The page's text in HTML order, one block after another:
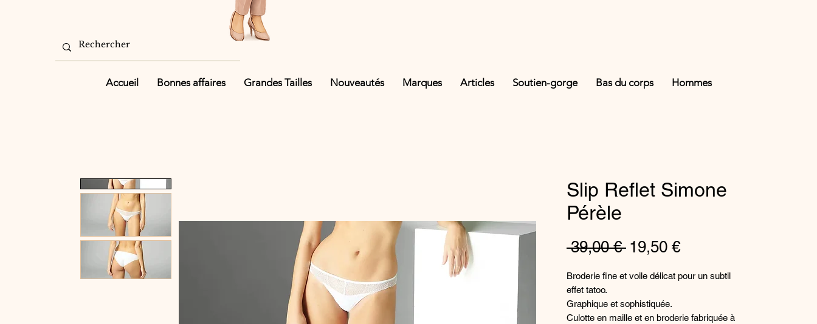
Accueil Bonnes affaires Grandes Tailles Nouveautés Marques Articles Soutien-gorge Bas du corps Hommes
Slip Reflet Simone
Pérèle
39,00 € Prix
19,50 €Prix
Broderie fine et voile délicat pour un subtil
effet tatoo.
Graphique et sophistiquée.
Culotte en maille et en broderie fabriquée à